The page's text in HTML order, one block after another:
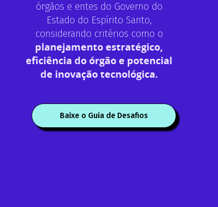
órgãos e entes do Governo do
Estado do Espírito Santo,
considerando critérios como o
planejamento estratégico,
eficiência do órgão e potencial
de inovação tecnológica.
Baixe o Guia de Desafios